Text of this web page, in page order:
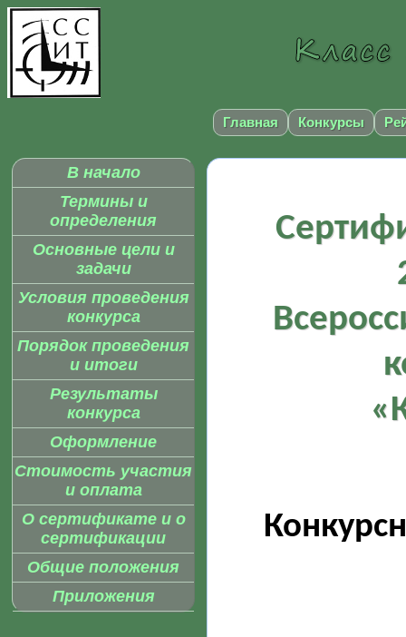
Главная Конкурсы
В начало
Термины и
определения
Основные цели и
задачи
Условия проведения
конкурса
Порядок проведения
и итоги
Результаты
конкурса
Оформление
Стоимость участия
и оплата
О сертификате и о
сертификации
Общие положения
Приложения